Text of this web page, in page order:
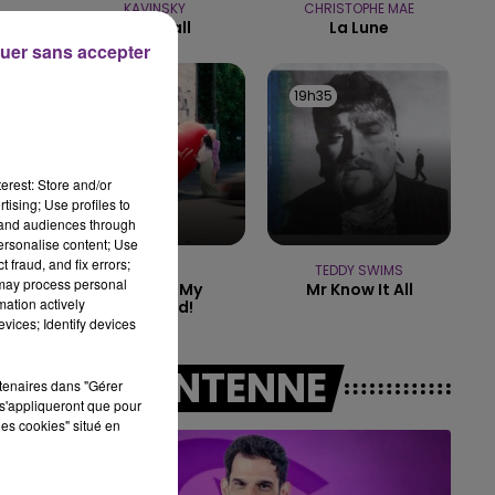
11h00 - 16h00
LE WEEK-END CHAMPAGNE FM
KAVINSKY
Nightcall
CHRISTOPHE MAE
La Lune
Where Is My
Husband!
19h35
19h35
TEDDY SWIMS
Mr Know It All
A L'ANTENNE
Store and/or
Use profiles to
audiences through
content; Use
fraud, and fix errors;
process personal
actively
Identify devices
dans "Gérer
que pour
cookies" situé en
sans accepter